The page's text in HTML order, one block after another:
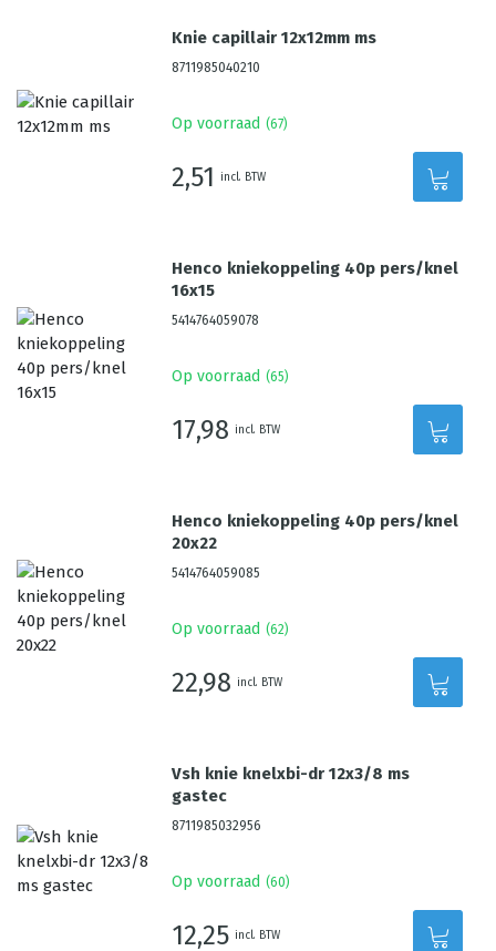
Knie capillair 12x12mm ms
8711985040210
Op voorraad (67)
2,51 incl. BTW
Henco kniekoppeling 40p pers/knel
16x15
5414764059078
Op voorraad (65)
17,98 incl. BTW
Henco kniekoppeling 40p pers/knel
20x22
5414764059085
Op voorraad (62)
22,98 incl. BTW
Vsh knie knelxbi-dr 12x3/8 ms
gastec
8711985032956
Op voorraad (60)
12,25 incl. BTW